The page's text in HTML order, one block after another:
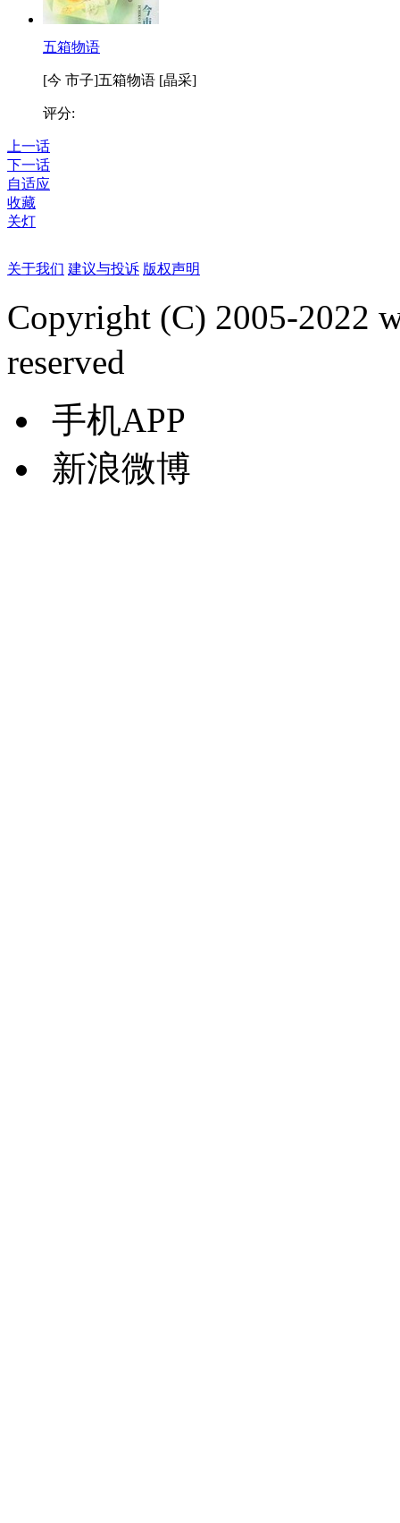
五箱物语
[今 市子]五箱物语 [晶采]
评分:
上一话
下一话
自适应
收藏
关灯
关于我们 建议与投诉 版权声明
Copyright (C) 2005-2022
reserved
手机APP
新浪微博